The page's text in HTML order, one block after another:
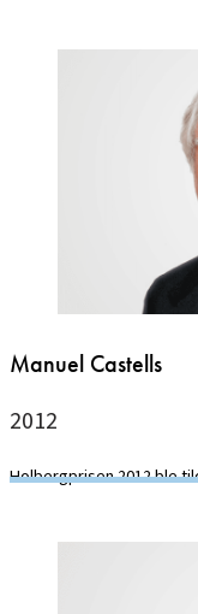
Manuel Castells
2012
Holbergprisen 2012 ble